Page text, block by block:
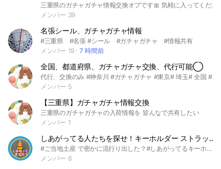
三重県のガチャガチャ情報交換オプです🎀 気軽に入ってください🩷 ⭐️管理人と副官は主に伊勢近郊で活動し ています⭐️ 即抜け❌ ※強制退会させていただく可能性があります #三重 #ガチャガチャ
メンバー 39
名張シール、ガチャガチャ情報
#三重県 #名張 #シール #ガチャガチャ #情報共有
メンバー 19
7 時間前
全国、都道府県、ガチャガチャ交換、代行可能◯
代行、交換のみ #神奈川 #ガチャガチャ #東京# 埼玉# 全国 #関東 #関西 #交換 #代行 #東北 #北海道 #四国 #中国 #九州 #東海 #山梨 #めじるし #大阪 #京都 #岩手 #秋田 #宮城 #山形 #福島 #茨城 #愛知 #和歌山 #高知 #熊本 #新潟 #三重 #宮崎 #富山 #長野 #群馬 #静岡 #千葉 #奈良 #岐阜 #石川 #福井 #栃木 #滋賀 #兵庫 #鳥取 #島根 #山口 #広島 #愛媛 #徳島 #香川 #大分 #鹿児島 #長崎 #佐賀
メンバー 5
【三重県】ガチャガチャ情報交換
三重県のガチャガチャの入荷情報を 皆んなで共有したい
メンバー 1
しあがってる人たちを探せ！キーホルダー ストラップ ガチャ ガシャ おもしろ かわいい コレクター💪🏼
#ご当地土産 で密かに流行り出した？#しあがってるキーホルダー？ストラップ？の #情報 ℹ️を #交換 しましょー！ 面白い、可愛い、気に入ったガチャの紹介も募集🐣 #しあがってる #仕上がってる #キーホルダー #ストラップ #おみやげ #物産展 #お土産 #コレクション #推し #収集 #集める #バズる #バエル #映える #ご当地 #キャラ #キャラクター #全国 #謎 #なぞ #団体 #ガチャ #ガシャ #ガチャポン #ガシャポン #ガチャガチャ #かわいい #面白い #などなど 北海道 青森 秋田 岩手 宮城 山形 福島 新潟 茨城 栃木 群馬 埼玉 千葉 東京 神奈川 山梨 長野 静岡 愛知 岐阜 富山 石川 福井 滋賀 三重 和歌山 京都 奈良 大阪 兵庫 鳥取 島根 広島 山口 香川 徳島 高知 愛媛 福岡 長崎 佐賀 大分 熊本 宮崎 鹿児島 沖縄 海外
メンバー 6